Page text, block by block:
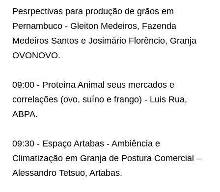
Pesrpectivas para produção de grãos em
Pernambuco - Gleiton Medeiros, Fazenda
Medeiros Santos e Josimário Florêncio, Granja
OVONOVO.
09:00 - Proteína Animal seus mercados e
correlações (ovo, suíno e frango) - Luis Rua,
ABPA.
09:30 - Espaço Artabas - Ambiência e
Climatização em Granja de Postura Comercial –
Alessandro Tetsuo, Artabas.